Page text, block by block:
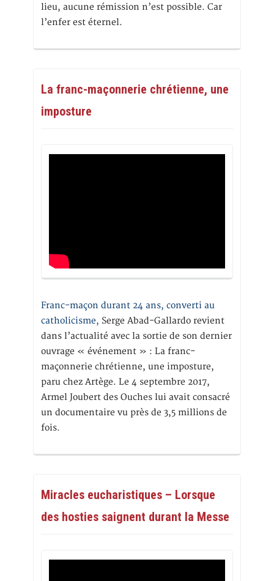
lieu, aucune rémission n’est possible. Car
l’enfer est éternel.
La franc-maçonnerie chrétienne, une
imposture
Franc-maçon durant 24 ans, converti au
catholicisme, Serge Abad-Gallardo revient
dans l’actualité avec la sortie de son dernier
ouvrage « événement » : La franc-
maçonnerie chrétienne, une imposture,
paru chez Artège. Le 4 septembre 2017,
Armel Joubert des Ouches lui avait consacré
un documentaire vu près de 3,5 millions de
fois.
Miracles eucharistiques – Lorsque
des hosties saignent durant la Messe